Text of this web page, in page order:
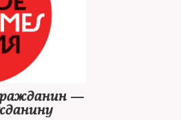
—